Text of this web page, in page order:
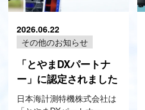
2026.06.22
その他のお知らせ
「とやまDXパートナ
ー」に認定されました
日本海計測特機株式会社は